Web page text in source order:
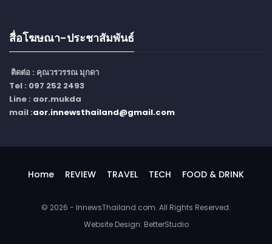
สื่อโฆษณา-ประชาสัมพันธ์
ติดต่อ : คุณวรวรรณ มุกดา
Tel : 097 252 2493
Line : aor.mukda
mail :aor.innewsthailand@gmail.com
Home REVIEW TRAVEL TECH FOOD & DRINK
© 2026 - InnewsThailand.com. All Rights Reserved.
Website Design: BetterStudio